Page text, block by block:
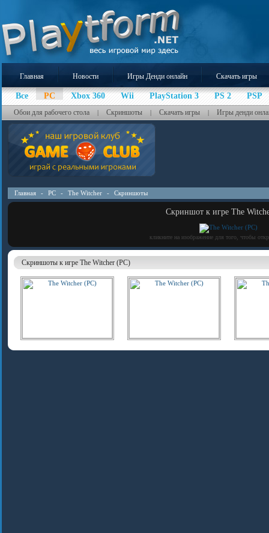
Главная Новости Игры Денди онлайн Скачать игры
Все PC Xbox 360 Wii PlayStation 3 PS 2 PSP
Обои для рабочего стола | Скриншоты | Скачать игры | Игры денди
Главная - PC - The Witcher - Скриншоты
Скриншот к игре The
кликните на изображение для того, чтобы
Скриншоты к игре The Witcher (PC)